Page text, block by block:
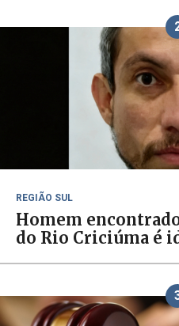
REGIÃO SUL
Homem
do Rio Criciúma é